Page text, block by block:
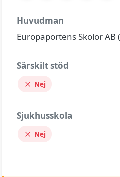
Huvudman
Europaportens Skolor AB
Särskilt stöd
Nej
Sjukhusskola
Nej